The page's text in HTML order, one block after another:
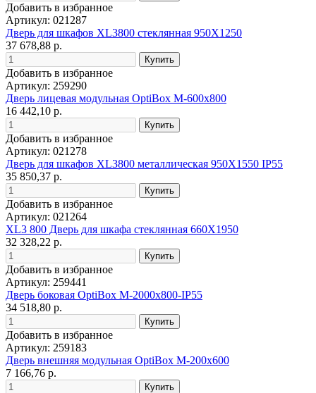
Добавить в избранное
Артикул: 021287
Дверь для шкафов XL3800 стеклянная 950Х1250
37 678,88 р.
Добавить в избранное
Артикул: 259290
Дверь лицевая модульная OptiBox M-600х800
16 442,10 р.
Добавить в избранное
Артикул: 021278
Дверь для шкафов XL3800 металлическая 950Х1550 IP55
35 850,37 р.
Добавить в избранное
Артикул: 021264
XL3 800 Дверь для шкафа стеклянная 660Х1950
32 328,22 р.
Добавить в избранное
Артикул: 259441
Дверь боковая OptiBox M-2000х800-IP55
34 518,80 р.
Добавить в избранное
Артикул: 259183
Дверь внешняя модульная OptiBox M-200х600
7 166,76 р.